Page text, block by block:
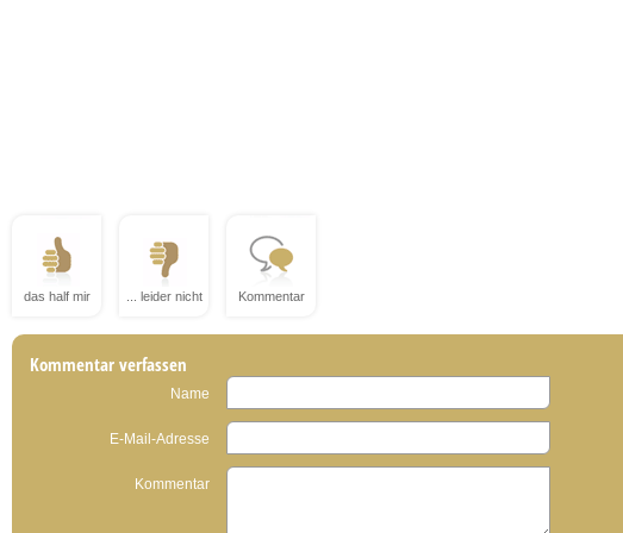
das half mir ... leider nicht Kommentar
Kommentar verfassen
Name
E-Mail-Adresse
Kommentar